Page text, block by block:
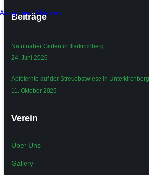
Beiträge
Naturnaher Garten in Illerkirchberg
24. Juni 2026
Apfelernte auf der Streuobstwiese in Unterkirchberg
11. Oktober 2025
Verein
Über Uns
Gallery
Akzeptieren Ablehnen